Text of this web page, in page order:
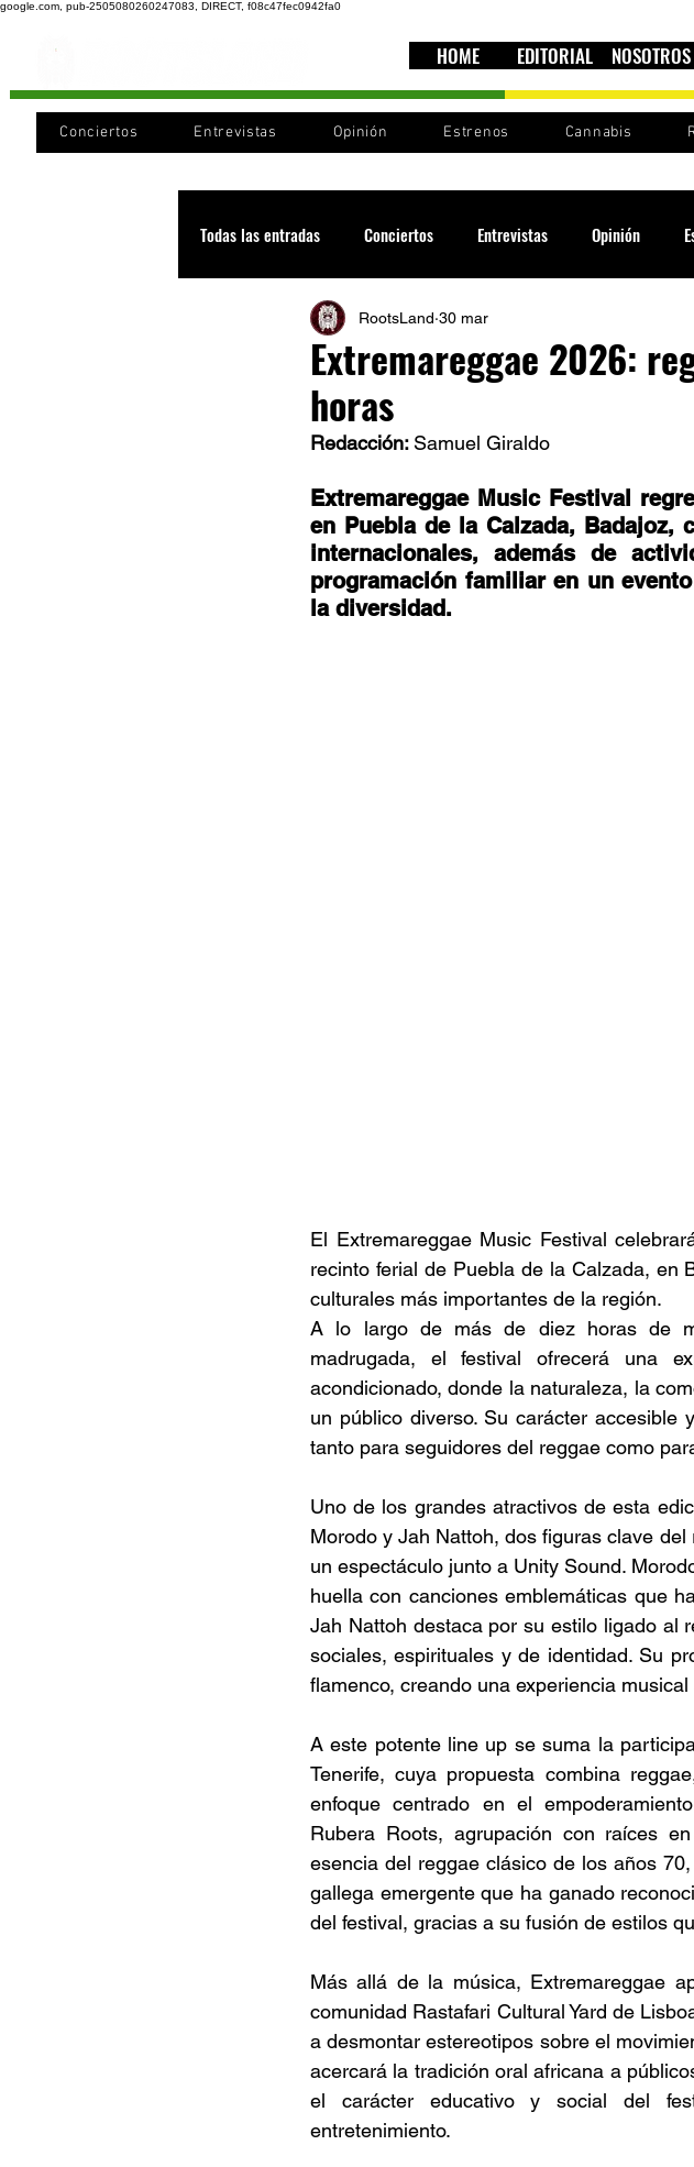
google.com, pub-2505080260247083, DIRECT, f08c47fec0942fa0
HOME EDITORIAL NOSOTROS
Conciertos Entrevistas Opinión Estrenos Cannabis
Todas las entradas Conciertos Entrevistas Opinión
Recomendaciones Videos
Cultura
Documentales Podcast Rastafari Fuera del reggae
Conociendo Reggae Columna del día Sorteos
Extremareggae 2026:
horas
RootsLand 30 mar
Redacción: Samuel Giraldo
Extremareggae Music Festival
en Puebla de la Calzada,
internacionales, además de
programación familiar en un
la diversidad.
El Extremareggae Music Festival
recinto ferial de Puebla de la Calzada, en
culturales más importantes de la región.
A lo largo de más de diez horas de
madrugada, el festival ofrecerá una
acondicionado, donde la naturaleza, la
un público diverso. Su carácter accesible
tanto para seguidores del reggae como
Uno de los grandes atractivos de esta
Morodo y Jah Nattoh, dos figuras clave
un espectáculo junto a Unity Sound.
huella con canciones emblemáticas que
Jah Nattoh destaca por su estilo ligado al
sociales, espirituales y de identidad. Su
flamenco, creando una experiencia
A este potente line up se suma la
Tenerife, cuya propuesta combina
enfoque centrado en el
Rubera Roots, agrupación con raíces
esencia del reggae clásico de los años
gallega emergente que ha ganado
del festival, gracias a su fusión de estilos
Más allá de la música, Extremareggae
comunidad Rastafari Cultural Yard de
a desmontar estereotipos sobre el
acercará la tradición oral africana a
el carácter educativo y social del
entretenimiento.